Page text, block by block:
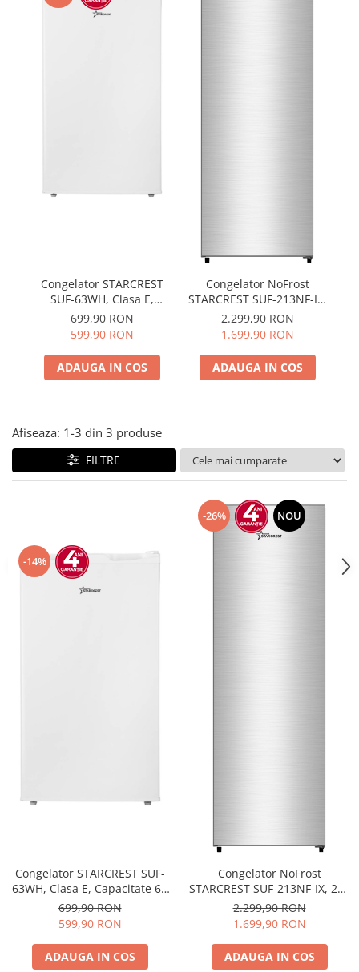
Congelator STARCREST
SUF-63WH, Clasa E,
Capacitate 63 L, 3 sertare,
H 82.5 cm, Alb
699,90 RON
599,90 RON
ADAUGA IN COS
Congelator NoFrost
STARCREST SUF-213NF-IX,
213 L, Clasa E, 6
Compartimente,
Termostat Digital, Usi
reversibile, H 170.7 cm,
Inox
2.299,90 RON
1.699,90 RON
ADAUGA IN COS
Afiseaza: 1-3 din 3 produse
FILTRE
-14%
Congelator STARCREST SUF-
63WH, Clasa E, Capacitate 63
L, 3 sertare, H 82.5 cm, Alb
699,90 RON
599,90 RON
ADAUGA IN COS
-26% NOU
Congelator NoFrost
STARCREST SUF-213NF-IX, 213
L, Clasa E, 6 Compartimente,
Termostat Digital, Usi
reversibile, H 170.7 cm, Inox
2.299,90 RON
1.699,90 RON
ADAUGA IN COS